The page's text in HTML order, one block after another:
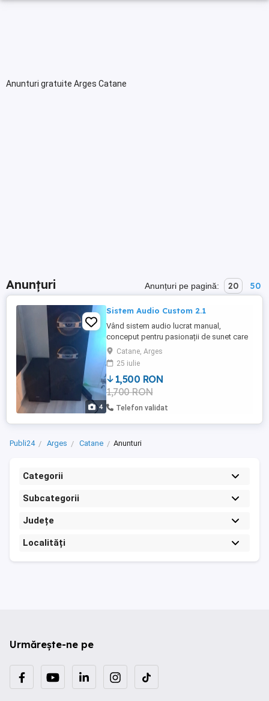
Anunturi gratuite Arges Catane
Anunțuri Anunțuri pe pagină: 20 50
4
Sistem Audio Custom 2.1
Vând sistem audio lucrat manual,
conceput pentru pasionații de sunet care
apreciază un echipament robust și un
aspect inedit. Sistemul este gata de
utilizare (Plug & Play) și oferă o experiență
audio clară și puternică. Amplificare:
Modul audio 2.1 performant, cu Bluetooth
5.0 integrat pentru conectare ...
Catane, Arges
25 iulie
1,500 RON
1,700 RON
Telefon validat
Publi24 Arges Catane Anunturi
Categorii
Subcategorii
Județe
Localități
Urmărește-ne pe